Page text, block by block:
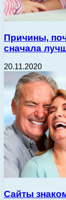
Причины,
сначала
20.11.2020
Сайты